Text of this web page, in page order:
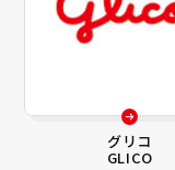
グリコ
GLICO